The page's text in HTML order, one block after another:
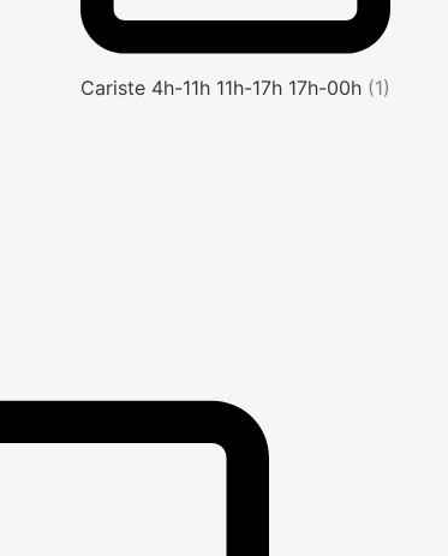
Cariste 4h-11h 11h-17h 17h-00h (1)